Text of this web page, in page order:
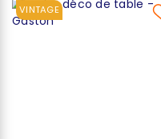
VINTAGE